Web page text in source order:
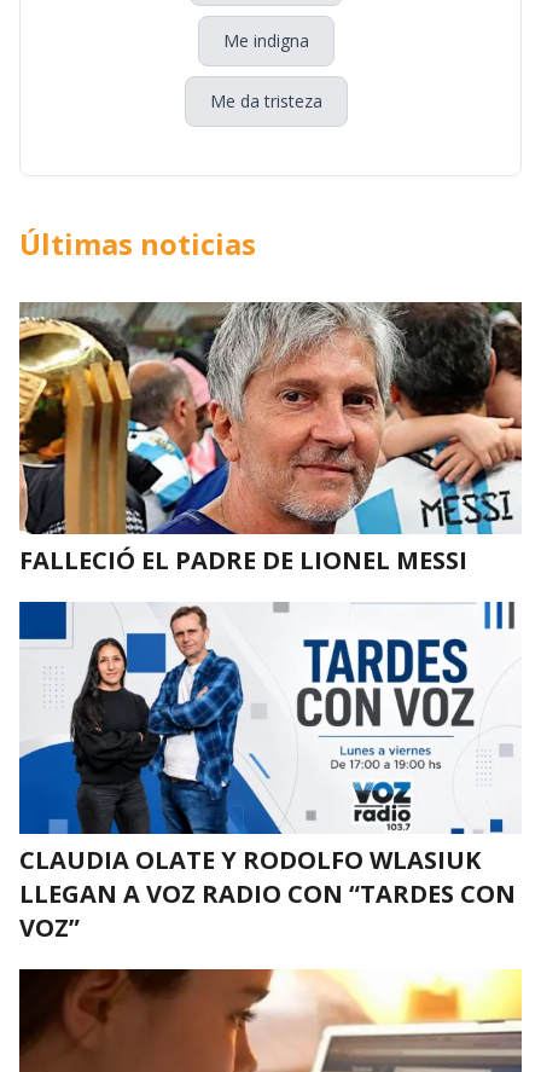
Me indigna
Me da tristeza
Últimas noticias
FALLECIÓ EL PADRE DE LIONEL MESSI
CLAUDIA OLATE Y RODOLFO WLASIUK
LLEGAN A VOZ RADIO CON “TARDES CON
VOZ”